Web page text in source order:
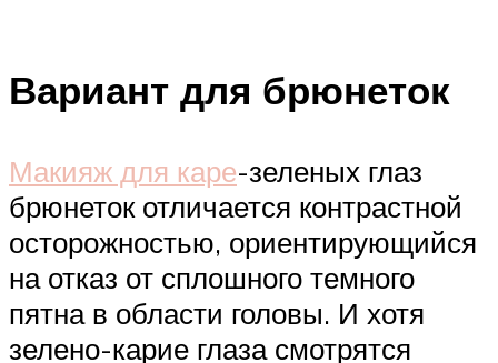
Вариант для брюнеток
Макияж для каре-зеленых глаз
брюнеток отличается контрастной
осторожностью, ориентирующийся
на отказ от сплошного темного
пятна в области головы. И хотя
зелено-карие глаза смотрятся